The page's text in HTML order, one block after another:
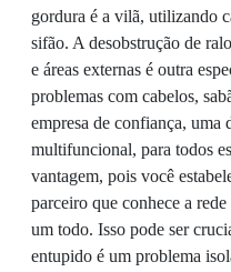
gordura é a vilã, utilizando
sifão. A desobstrução de
e áreas externas é outra
problemas com cabelos,
empresa de confiança, uma
multifuncional, para todos
vantagem, pois você
parceiro que conhece a
um todo. Isso pode ser
entupido é um problema